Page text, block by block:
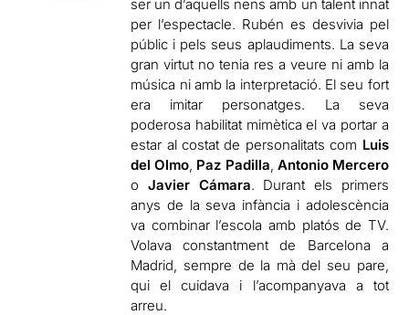
ser un d’aquells nens amb un talent innat
per l’espectacle. Rubén es desvivia pel
públic i pels seus aplaudiments. La seva
gran virtut no tenia res a veure ni amb la
música ni amb la interpretació. El seu fort
era imitar personatges. La seva
poderosa habilitat mimètica el va portar a
estar al costat de personalitats com Luis
del Olmo, Paz Padilla, Antonio Mercero
o Javier Cámara. Durant els primers
anys de la seva infància i adolescència
va combinar l’escola amb platós de TV.
Volava constantment de Barcelona a
Madrid, sempre de la mà del seu pare,
qui el cuidava i l’acompanyava a tot
arreu.